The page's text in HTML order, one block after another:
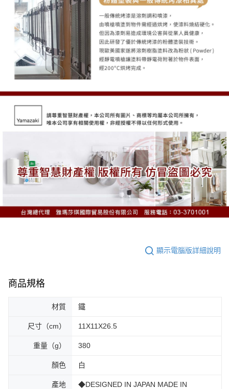
顯示電腦版詳細說明
商品規格
材質 鐵
尺寸（cm） 11X11X26.5
重量（g） 380
顏色 白
產地
◆DESIGNED IN JAPAN MADE IN